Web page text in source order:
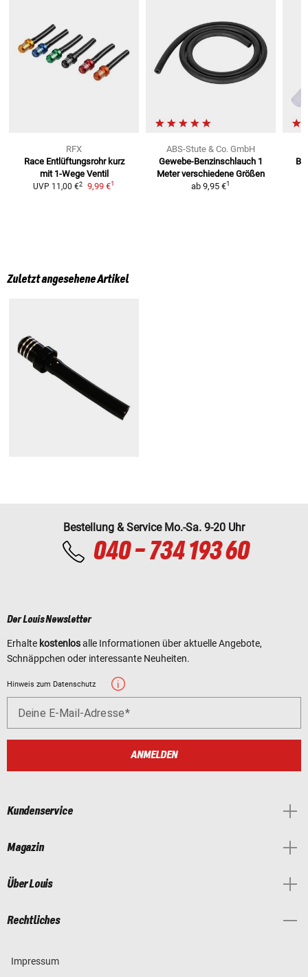
RFX
Race Entlüftungsrohr kurz
mit 1-Wege Ventil
UVP 11,00 €2 9,99 €1
ABS-Stute & Co. GmbH
Gewebe-Benzinschlauch 1
Meter verschiedene Größen
ab 9,95 €1
Zuletzt angesehene Artikel
Bestellung & Service Mo.-Sa. 9-20 Uhr
040 - 734 193 60
Der Louis Newsletter
Erhalte kostenlosalle Informationen über aktuelle Angebote,
Schnäppchen oder interessante Neuheiten.
Hinweis zum Datenschutz
Deine E-Mail-Adresse
ANMELDEN
Kundenservice
Magazin
Über Louis
Rechtliches
Impressum